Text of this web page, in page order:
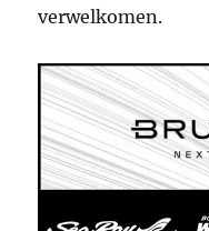
verwelkomen.